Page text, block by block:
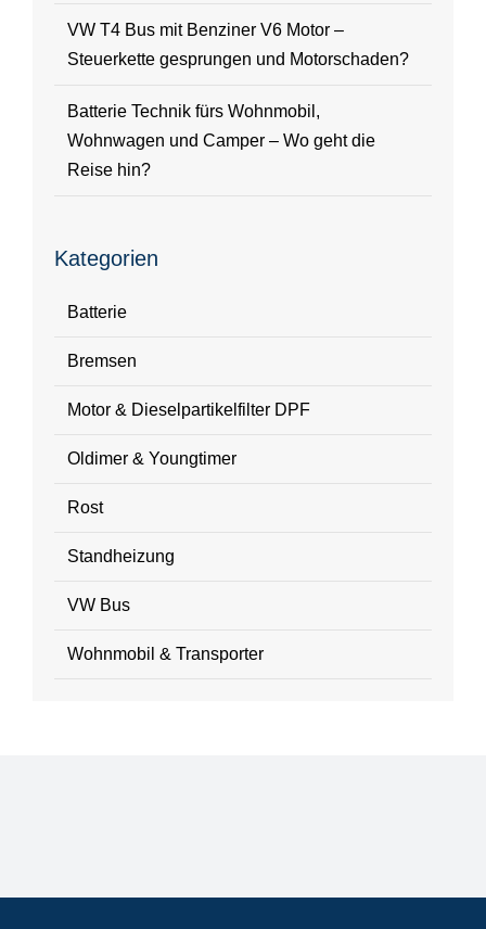
VW T4 Bus mit Benziner V6 Motor –
Steuerkette gesprungen und Motorschaden?
Batterie Technik fürs Wohnmobil,
Wohnwagen und Camper – Wo geht die
Reise hin?
Kategorien
Batterie
Bremsen
Motor & Dieselpartikelfilter DPF
Oldimer & Youngtimer
Rost
Standheizung
VW Bus
Wohnmobil & Transporter